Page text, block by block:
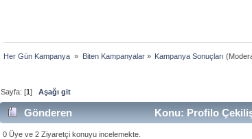
Her Gün Kampanya » Biten Kampanyalar» Kampanya Sonuçları
Sayfa: [1]Aşağı git
Gönderen Konu: Profilo
0 Üye ve 2 Ziyaretçi konuyu incelemekte.